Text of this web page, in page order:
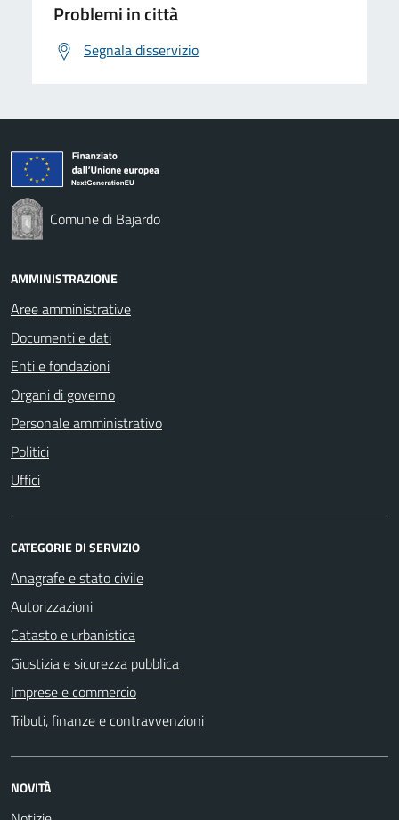
Problemi in città
Segnala disservizio
Comune di Bajardo
AMMINISTRAZIONE
Aree amministrative
Documenti e dati
Enti e fondazioni
Organi di governo
Personale amministrativo
Politici
Uffici
CATEGORIE DI SERVIZIO
Anagrafe e stato civile
Autorizzazioni
Catasto e urbanistica
Giustizia e sicurezza pubblica
Imprese e commercio
Tributi, finanze e contravvenzioni
NOVITÀ